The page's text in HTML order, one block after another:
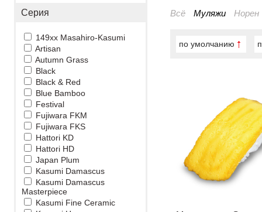
Серия
149xx Masahiro-Kasumi
Artisan
Autumn Grass
Black
Black & Red
Blue Bamboo
Festival
Fujiwara FKM
Fujiwara FKS
Hattori KD
Hattori HD
Japan Plum
Kasumi Damascus
Kasumi Damascus
Masterpiece
Kasumi Fine Ceramic
Всё Муляжи Норен
по умолчанию